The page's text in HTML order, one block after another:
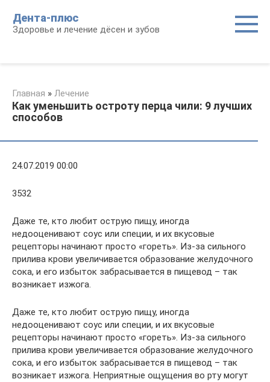
контенту
Дента-плюс
Здоровье и лечение дёсен и зубов
Главная » Лечение
Как уменьшить остроту перца чили: 9 лучших
способов
24.07.2019 00:00
3532
Даже те, кто любит острую пищу, иногда
недооценивают соус или специи, и их вкусовые
рецепторы начинают просто «гореть». Из-за сильного
прилива крови увеличивается образование желудочного
сока, и его избыток забрасывается в пищевод – так
возникает изжога.
Даже те, кто любит острую пищу, иногда
недооценивают соус или специи, и их вкусовые
рецепторы начинают просто «гореть». Из-за сильного
прилива крови увеличивается образование желудочного
сока, и его избыток забрасывается в пищевод – так
возникает изжога. Неприятные ощущения во рту могут